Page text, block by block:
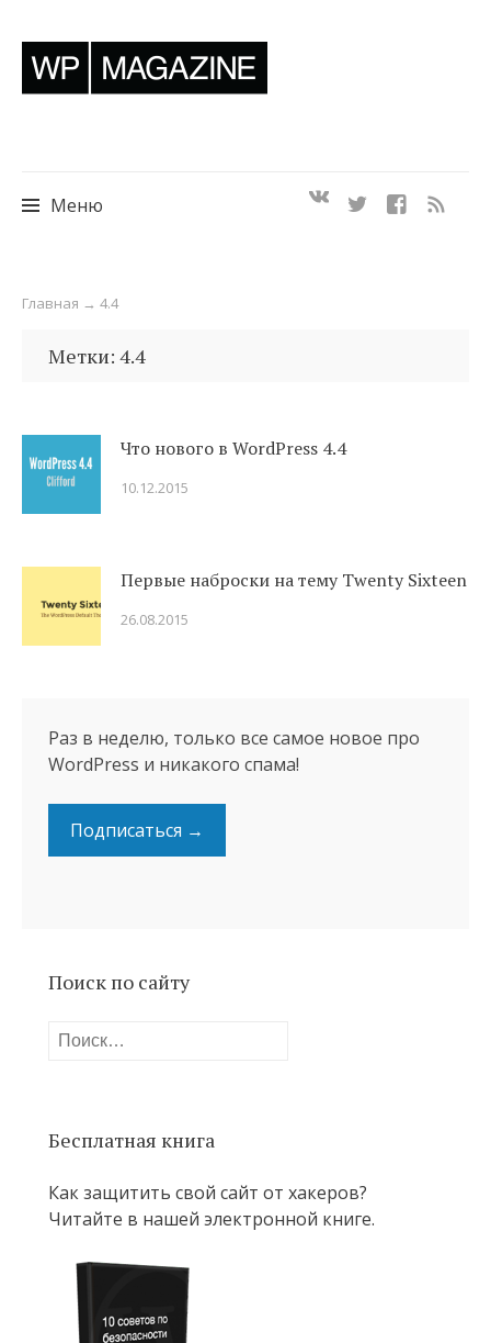
Меню
к
содержимому
Главная → 4.4
Метки: 4.4
Что нового в WordPress 4.4
10.12.2015
Первые наброски на тему Twenty Sixteen
26.08.2015
Раз в неделю, только все самое новое про
WordPress и никакого спама!
Подписаться →
Поиск по сайту
Найти:
Бесплатная книга
Как защитить свой сайт от хакеров?
Читайте в нашей электронной книге.